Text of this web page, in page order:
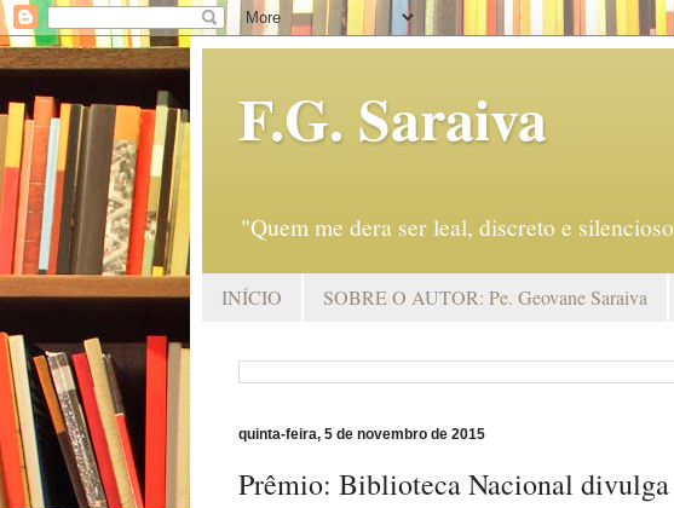
F.G. Saraiva
"Quem me dera ser leal, discreto e
INÍCIO SOBRE O AUTOR: Pe. Geovane Saraiva
quinta-feira, 5 de novembro de 2015
Prêmio: Biblioteca Nacional divulga